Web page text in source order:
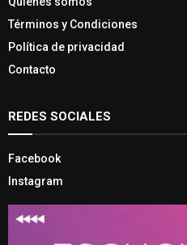
Términos y Condiciones
Política de privacidad
Contacto
REDES SOCIALES
Facebook
Instagram